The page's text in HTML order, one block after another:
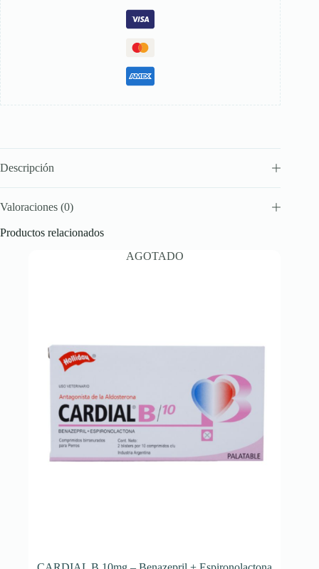
Descripción
Valoraciones (0)
Productos relacionados
AGOTADO